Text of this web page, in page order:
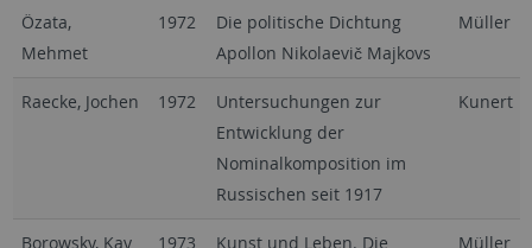
Özata,
Mehmet
1972
Die politische Dichtung
Apollon Nikolaevič Majkovs
Müller
Raecke, Jochen 1972
Untersuchungen zur
Entwicklung der
Nominalkomposition im
Russischen seit 1917
Kunert
Borowsky, Kay 1973
Kunst und Leben. Die
Müller